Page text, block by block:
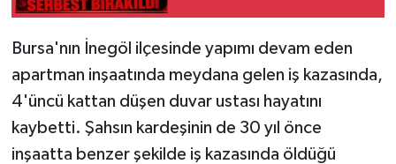
Bursa'nın İnegöl ilçesinde yapımı devam eden
apartman inşaatında meydana gelen iş kazasında,
4'üncü kattan düşen duvar ustası hayatını
kaybetti. Şahsın kardeşinin de 30 yıl önce
inşaatta benzer şekilde iş kazasında öldüğü